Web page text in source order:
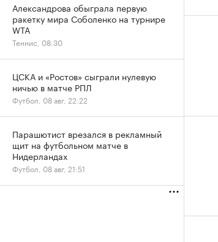
Александрова обыграла первую
ракетку мира Соболенко на турнире
WTA
Теннис, 08:30
ЦСКА и «Ростов» сыграли нулевую
ничью в матче РПЛ
Футбол, 08 авг, 22:22
Парашютист врезался в рекламный
щит на футбольном матче в
Нидерландах
Футбол, 08 авг, 21:51